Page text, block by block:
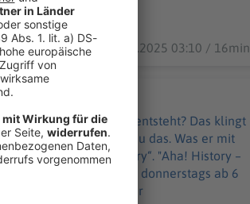
02.01.2025 03:10 / 16min
wollte
Riesenkontinent entsteht? Das klingt
Architekt genau das. Was er mit
History“. "Aha! History –
Immer montags und donnerstags ab 6